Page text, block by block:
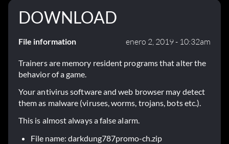
DOWNLOAD
File information enero 2, 2019 - 10:32am
Trainers are memory resident programs that alter the
behavior of a game.
Your antivirus software and web browser may detect
them as malware (viruses, worms, trojans, bots etc.).
This is almost always a false alarm.
File name: darkdung787promo-ch.zip